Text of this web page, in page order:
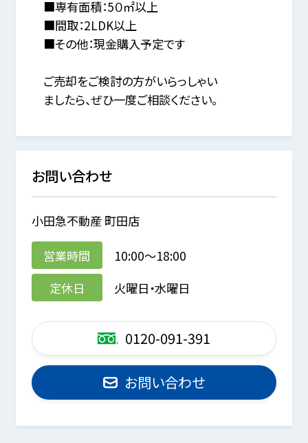
■専有面積：5０㎡以上
■間取：2LDK以上
■その他：現金購入予定です
ご売却をご検討の方がいらっしゃい
ましたら、ぜひ一度ご相談ください。
お問い合わせ
小田急不動産 町田店
営業時間
10:00～18:00
定休日
火曜日・水曜日
0120-091-391
お問い合わせ